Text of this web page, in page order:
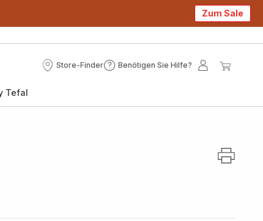
Zum Sale
Store-Finder
Store-
Benötigen Sie Hilfe?
Benötigen
Mein
Tefal